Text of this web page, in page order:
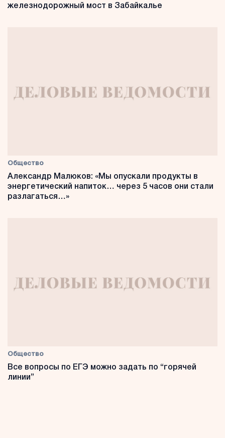
железнодорожный мост в Забайкалье
Общество
Александр Малюков: «Мы опускали продукты в
энергетический напиток… через 5 часов они стали
разлагаться…»
Общество
Все вопросы по ЕГЭ можно задать по “горячей
линии”